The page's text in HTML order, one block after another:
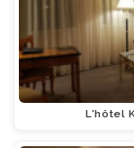
L'hôtel